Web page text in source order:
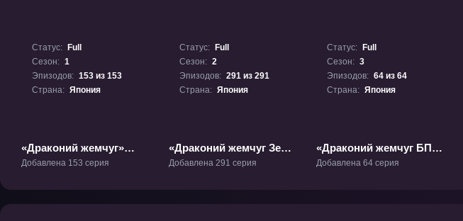
Статус:
Full
Сезон: 1
Эпизодов: 153 из 153
Страна: Япония
«Драконий жемчуг»
ТВ-1
Добавлена 153 серия
Статус:
Full
Сезон: 2
Эпизодов: 291 из 291
Страна: Япония
«Драконий жемчуг Зет»
ТВ-2
Добавлена 291 серия
Статус:
Full
Сезон: 3
Эпизодов: 64 из 64
Страна: Япония
«Драконий жемчуг БП»
ТВ-3
Добавлена 64 серия